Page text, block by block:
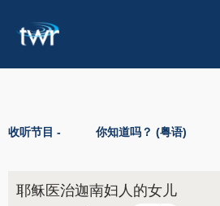
收听节目 - 你知道吗？ (粤语)
耶稣医治迦南妇人的女儿